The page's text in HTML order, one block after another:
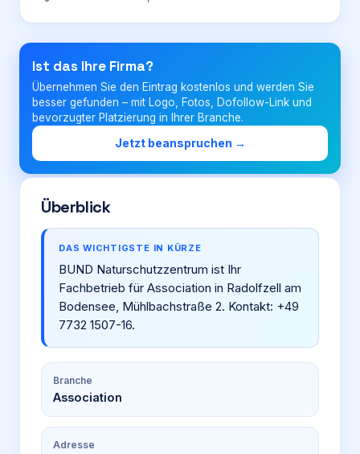
Login
Firma eintragen
Ist das Ihre Firma?
Übernehmen Sie den Eintrag kostenlos und werden Sie
besser gefunden – mit Logo, Fotos, Dofollow-Link und
bevorzugter Platzierung in Ihrer Branche.
Jetzt beanspruchen →
Überblick
DAS WICHTIGSTE IN KÜRZE
BUND Naturschutzzentrum ist Ihr
Fachbetrieb für Association in Radolfzell am
Bodensee, Mühlbachstraße 2. Kontakt: +49
7732 1507-16.
Branche
Association
Adresse